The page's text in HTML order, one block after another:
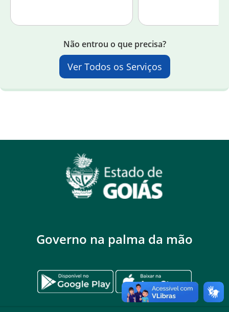
Não entrou o que precisa?
Ver Todos os Serviços
Governo na palma da mão